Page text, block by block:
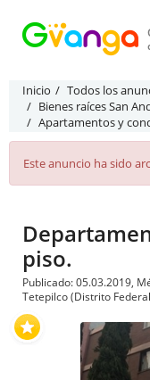
Inicio
Todos los
Bienes raíces San
Apartamentos y
Este anuncio ha sido
piso.
Publicado: 05.03.2019,
Tetepilco (Distrito